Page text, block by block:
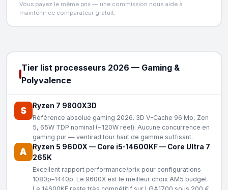
Vous payez le même prix — une commission nous aide à
maintenir ce comparateur gratuit.
Tier list processeurs 2026 — Gaming &
Polyvalence
S Ryzen 7 9800X3D
Référence absolue gaming 2026. 3D V-Cache 96 Mo, Zen
5, 65W TDP nominal (~120W réel). Aucune concurrence en
gaming pur — ventirad tour haut de gamme suffisant.
A Ryzen 5 9600X — Core i5-14600KF— Core Ultra 7
265K
Excellent rapport performance/prix pour configurations
1080p–1440p. Le 9600X est le meilleur choix AM5 budget.